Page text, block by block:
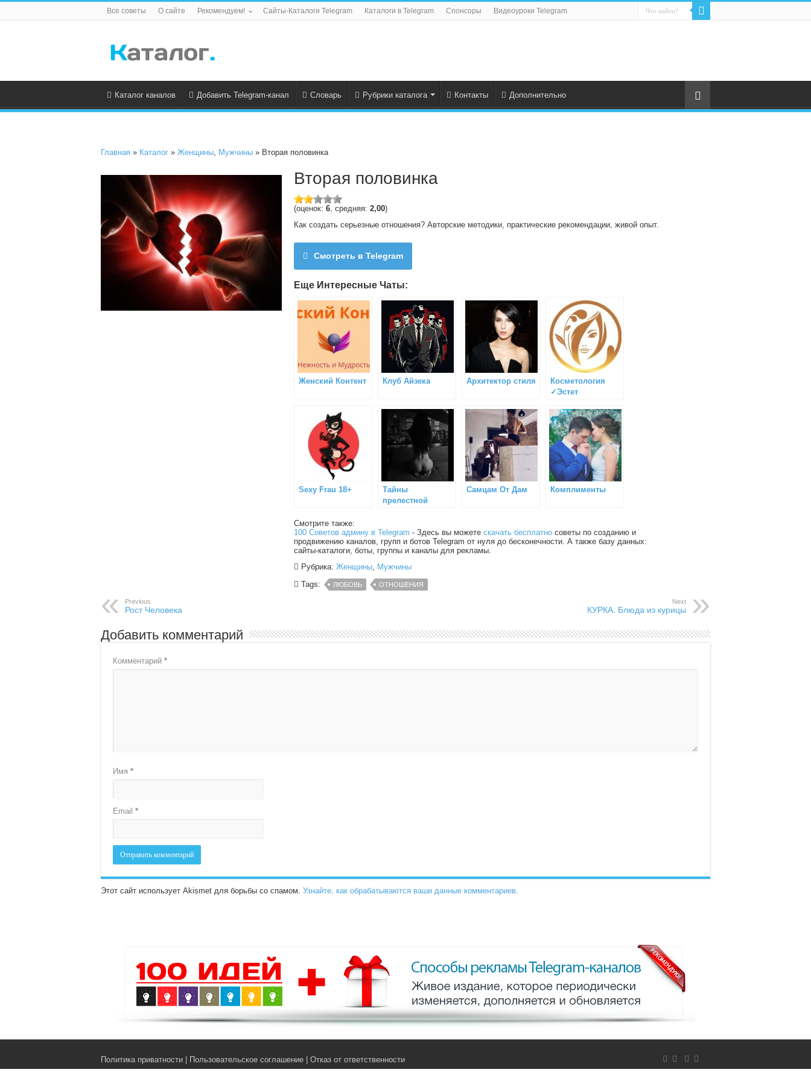
Все советы О сайте Рекомендуем! Сайты-Каталоги Telegram Каталоги в Telegram Спонсоры Видеоуроки Telegram
Каталог каналов Добавить Telegram-канал Словарь Рубрики каталога Контакты Дополнительно
Главная » Каталог » Женщины Мужчины » Вторая половинка
Вторая половинка
(оценок: 6, средняя: 2,00)
Как создать серьезные отношения? Авторские методики, практические рекомендации, живой опыт.
Смотреть в Telegram
Еще Интересные Чаты:
Женский Контент Клуб Айзека Архитектор стиля
Косметология
✓Эстет
Sexy Frau 18+
Тайны
прелестной
Самцам От Дам Комплименты
Смотрите также:
100 Советов админу в Telegram - Здесь вы можете скачать бесплатно советы по созданию и
продвижению каналов, групп и ботов Telegram от нуля до бесконечности. А также базу данных:
сайты-каталоги, боты, группы и каналы для рекламы.
Рубрика: Женщины, Мужчины
Tags:
ЛЮБОВЬ ОТНОШЕНИЯ
Previous
Рост Человека
Next
КУРКА. Блюда из курицы
Добавить комментарий
Комментарий *
Имя *
Email *
Этот сайт использует Akismet для борьбы со спамом. Узнайте, как обрабатываются ваши данные комментариев.
Политика приватности Пользовательское соглашение Отказ от ответственности